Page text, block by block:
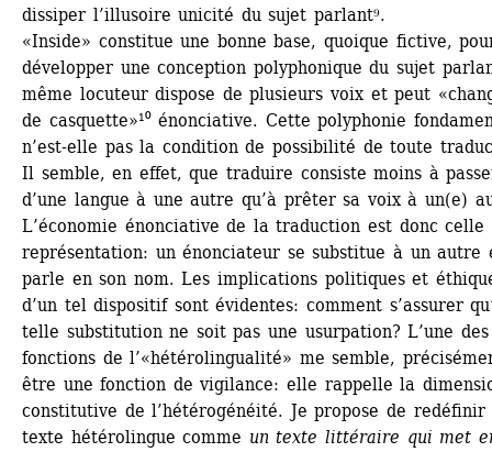
dissiper l’illusoire unicité du sujet parlant⁹.
«Inside» constitue une bonne base, quoique fictive,
développer une conception polyphonique du sujet
même locuteur dispose de plusieurs voix et peut
de casquette»¹⁰ énonciative. Cette polyphonie
n’est-elle pas la condition de possibilité de toute
Il semble, en effet, que traduire consiste moins à
d’une langue à une autre qu’à prêter sa voix à un(e)
L’économie énonciative de la traduction est donc celle
représentation: un énonciateur se substitue à un autre
parle en son nom. Les implications politiques et
d’un tel dispositif sont évidentes: comment s’assurer
telle substitution ne soit pas une usurpation? L’une des
fonctions de l’«hétérolingualité» me semble,
être une fonction de vigilance: elle rappelle la
constitutive de l’hétérogénéité. Je propose de redéfinir
texte hétérolingue comme un texte littéraire qui met